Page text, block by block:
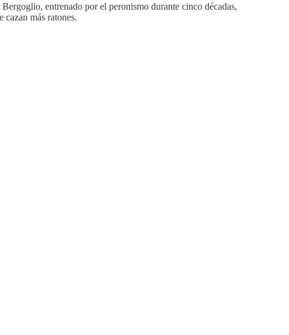
entrenado por el peronismo durante cinco décadas,
cazan más ratones.